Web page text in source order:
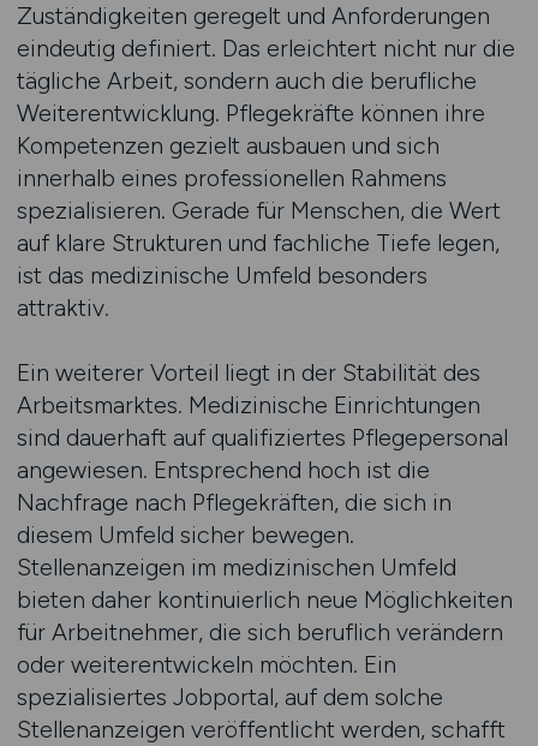
Zuständigkeiten geregelt und Anforderungen
eindeutig definiert. Das erleichtert nicht nur die
tägliche Arbeit, sondern auch die berufliche
Weiterentwicklung. Pflegekräfte können ihre
Kompetenzen gezielt ausbauen und sich
innerhalb eines professionellen Rahmens
spezialisieren. Gerade für Menschen, die Wert
auf klare Strukturen und fachliche Tiefe legen,
ist das medizinische Umfeld besonders
attraktiv.
Ein weiterer Vorteil liegt in der Stabilität des
Arbeitsmarktes. Medizinische Einrichtungen
sind dauerhaft auf qualifiziertes Pflegepersonal
angewiesen. Entsprechend hoch ist die
Nachfrage nach Pflegekräften, die sich in
diesem Umfeld sicher bewegen.
Stellenanzeigen im medizinischen Umfeld
bieten daher kontinuierlich neue Möglichkeiten
für Arbeitnehmer, die sich beruflich verändern
oder weiterentwickeln möchten. Ein
spezialisiertes Jobportal, auf dem solche
Stellenanzeigen veröffentlicht werden, schafft